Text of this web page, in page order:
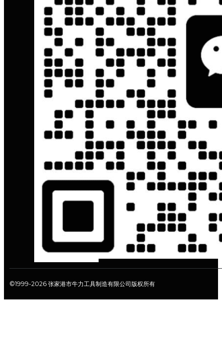
©1999-2026 张家港市牛力工具制造有限公司版权所有